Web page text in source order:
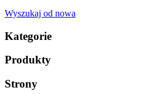
Wyszukaj od nowa
Kategorie
Produkty
Strony